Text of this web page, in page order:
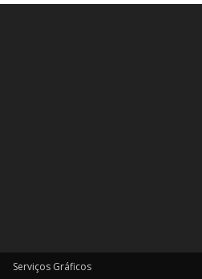
Serviços Gráficos